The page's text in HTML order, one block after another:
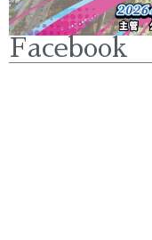
Facebook